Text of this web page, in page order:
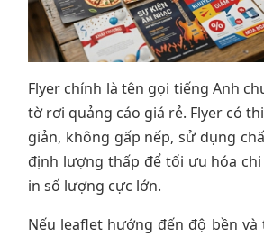
Flyer chính là tên gọi tiếng Anh
tờ rơi quảng cáo giá rẻ. Flyer có
giản, không gấp nếp, sử dụng
định lượng thấp để tối ưu hóa
in số lượng cực lớn.
Nếu leaflet hướng đến độ bền và